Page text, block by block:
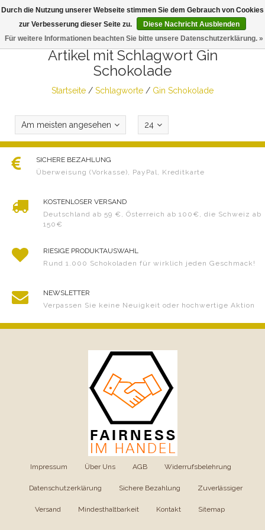
Artikel mit Schlagwort Gin
Schokolade
Startseite / Schlagworte / Gin Schokolade
Am meisten angesehen 24
SICHERE BEZAHLUNG
Überweisung (Vorkasse), PayPal, Kreditkarte
KOSTENLOSER VERSAND
Deutschland ab 59 €, Österreich ab 100€, die Schweiz ab
150€
RIESIGE PRODUKTAUSWAHL
Rund 1.000 Schokoladen für wirklich jeden Geschmack!
NEWSLETTER
Verpassen Sie keine Neuigkeit oder hochwertige Aktion
Impressum Über Uns AGB Widerrufsbelehrung
Datenschutzerklärung Sichere Bezahlung Zuverlässiger
Versand Mindesthaltbarkeit Kontakt Sitemap
Durch die Nutzung unserer Webseite stimmen Sie dem Gebrauch von Cookies
zur Verbesserung dieser Seite zu.
Diese Nachricht Ausblenden
Für weitere Informationen beachten Sie bitte unsere Datenschutzerklärung. »